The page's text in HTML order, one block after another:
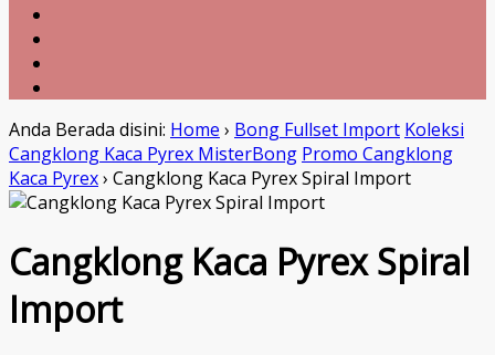
Anda Berada disini: Home › Bong Fullset Import Koleksi
Cangklong Kaca Pyrex MisterBong Promo Cangklong
Kaca Pyrex› Cangklong Kaca Pyrex Spiral Import
Cangklong Kaca Pyrex Spiral
Import